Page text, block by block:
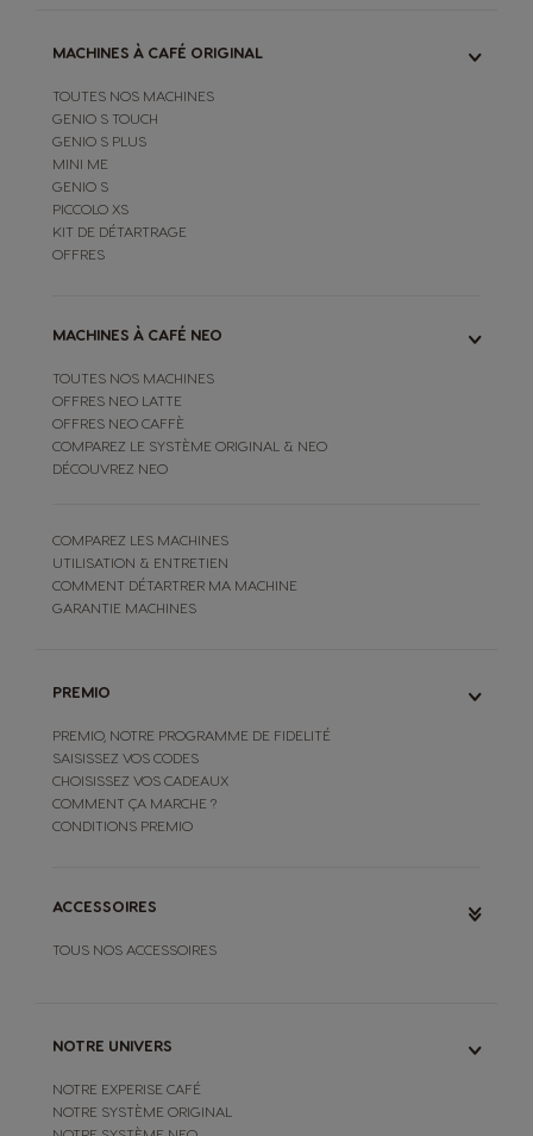
MACHINES À CAFÉ ORIGINAL
TOUTES NOS MACHINES
GENIO S TOUCH
GENIO S PLUS
MINI ME
GENIO S
PICCOLO XS
KIT DE DÉTARTRAGE
OFFRES
MACHINES À CAFÉ NEO
TOUTES NOS MACHINES
OFFRES NEO LATTE
OFFRES NEO CAFFÈ
COMPAREZ LE SYSTÈME ORIGINAL & NEO
DÉCOUVREZ NEO
COMPAREZ LES MACHINES
UTILISATION & ENTRETIEN
COMMENT DÉTARTRER MA MACHINE
GARANTIE MACHINES
PREMIO
PREMIO, NOTRE PROGRAMME DE FIDELITÉ
SAISISSEZ VOS CODES
CHOISISSEZ VOS CADEAUX
COMMENT ÇA MARCHE ?
CONDITIONS PREMIO
ACCESSOIRES
TOUS NOS ACCESSOIRES
NOTRE UNIVERS
NOTRE EXPERISE CAFÉ
NOTRE SYSTÈME ORIGINAL